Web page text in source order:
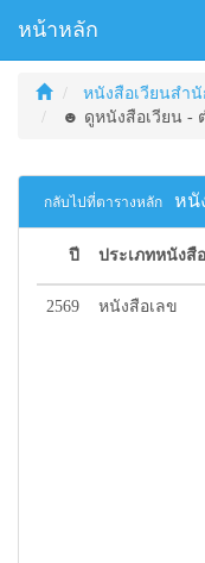
หน้าหลัก
หนังสือเวียนสำ
☻ ดูหนังสือเวียน -
กลับไปที่ตารางหลัก หนั
ปี ประเภทหนังสือ
2569 หนังสือเลข